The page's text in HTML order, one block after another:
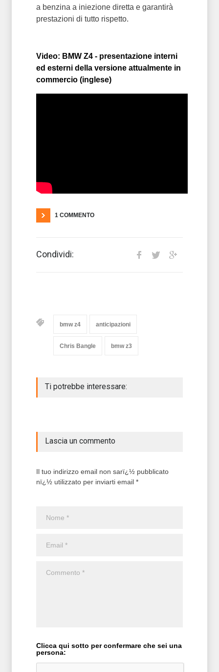
a benzina a iniezione diretta e garantirà
prestazioni di tutto rispetto.
Video: BMW Z4 - presentazione interni
ed esterni della versione attualmente in
commercio (inglese)
1 COMMENTO
Condividi:
bmw z4 anticipazioni
Chris Bangle bmw z3
Ti potrebbe interessare:
Lascia un commento
Il tuo indirizzo email non sarï¿½ pubblicato
nï¿½ utilizzato per inviarti email *
Clicca qui sotto per confermare che sei una
persona: